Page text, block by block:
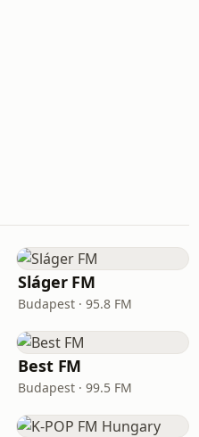
Sláger FM
Budapest · 95.8 FM
Best FM
Budapest · 99.5 FM